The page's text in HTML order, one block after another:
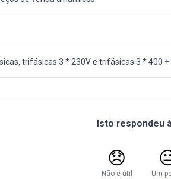
trifásicas 3 * 230V e trifásicas 3 * 400 +
Isto respondeu
😞
Não é útil Um